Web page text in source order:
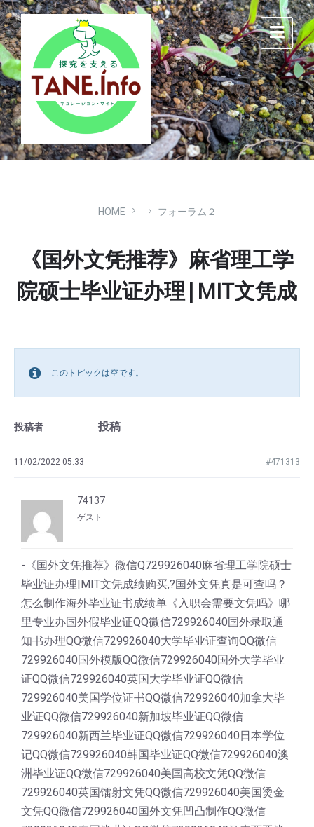
Skip
to
content
Skip
to
main
navigation
Skip
to
footer
HOME フォーラム２
《国外文凭推荐》麻省理工学
院硕士毕业证办理|MIT文凭成
このトピックは空です。
投稿者 投稿
11/02/2022 05:33 #471313
74137
ゲスト
-《国外文凭推荐》微信Q729926040麻省理工学院硕士
毕业证办理|MIT文凭成绩购买,?国外文凭真是可查吗？
怎么制作海外毕业证书成绩单《入职会需要文凭吗》哪
里专业办国外假毕业证QQ微信729926040国外录取通
知书办理QQ微信729926040大学毕业证查询QQ微信
729926040国外模版QQ微信729926040国外大学毕业
证QQ微信729926040英国大学毕业证QQ微信
729926040美国学位证书QQ微信729926040加拿大毕
业证QQ微信729926040新加坡毕业证QQ微信
729926040新西兰毕业证QQ微信729926040日本学位
记QQ微信729926040韩国毕业证QQ微信729926040澳
洲毕业证QQ微信729926040美国高校文凭QQ微信
729926040英国镭射文凭QQ微信729926040美国烫金
文凭QQ微信729926040国外文凭凹凸制作QQ微信